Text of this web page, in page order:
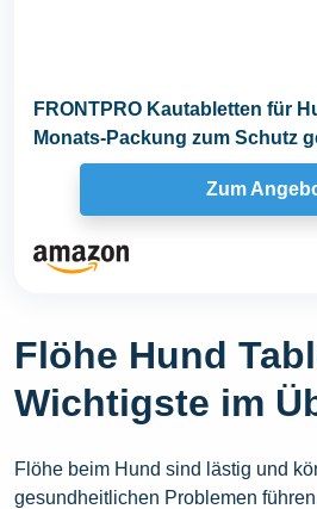
FRONTPRO Kautabletten für
Monats-Packung zum Schutz
Flöhe mit...
Zum
Flöhe Hund
Wichtigste im
Flöhe beim Hund sind lästig und
gesundheitlichen Problemen